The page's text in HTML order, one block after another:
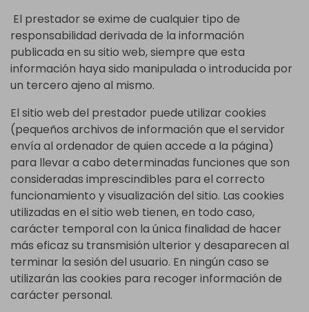
El prestador se exime de cualquier tipo de
responsabilidad derivada de la información
publicada en su sitio web, siempre que esta
información haya sido manipulada o introducida por
un tercero ajeno al mismo.
El sitio web del prestador puede utilizar cookies
(pequeños archivos de información que el servidor
envía al ordenador de quien accede a la página)
para llevar a cabo determinadas funciones que son
consideradas imprescindibles para el correcto
funcionamiento y visualización del sitio. Las cookies
utilizadas en el sitio web tienen, en todo caso,
carácter temporal con la única finalidad de hacer
más eficaz su transmisión ulterior y desaparecen al
terminar la sesión del usuario. En ningún caso se
utilizarán las cookies para recoger información de
carácter personal.